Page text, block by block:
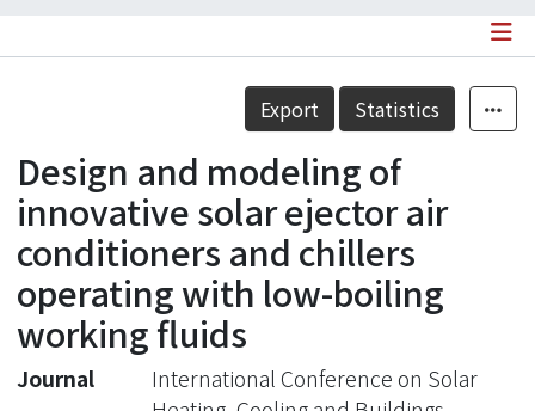
Statistics
Details
Export Statistics
Design and modeling of
innovative solar ejector air
conditioners and chillers
operating with low-boiling
working fluids
Journal
International Conference on Solar